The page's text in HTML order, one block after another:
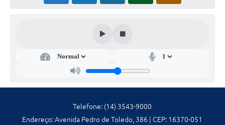
Telefone: (14) 3543-9000
Endereço: Avenida Pedro de Toledo, 386 | CEP: 16370-051